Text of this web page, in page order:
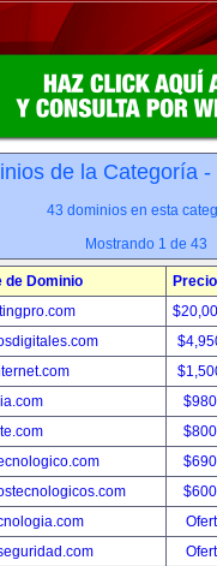
de la Categoría -
43 dominios en esta
Mostrando 1 de 43
de Dominio
Precio